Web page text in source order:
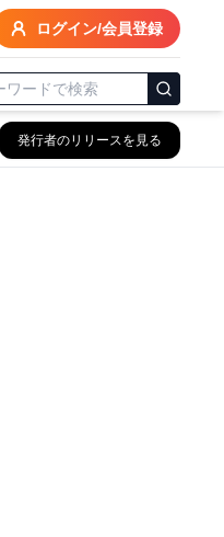
ログイン/会員登録
発行者のリリースを見る